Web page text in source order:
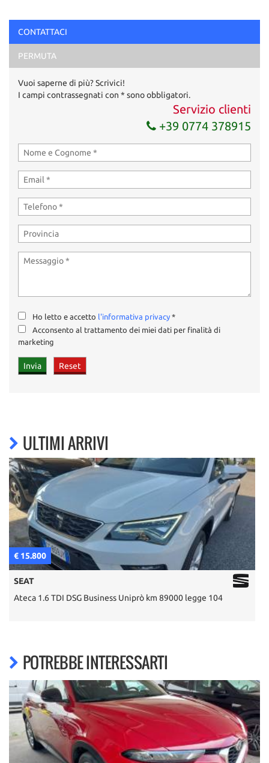
Ho letto e accetto
Acconsento al trattamento dei miei dati per finalità di
marketing
Invia la tua richiesta
CONTATTACI
PERMUTA
Vuoi saperne di più? Scrivici!
I campi contrassegnati con * sono obbligatori.
Servizio clienti
+39 0774 378915
Ho letto e accetto l'informativa privacy *
Acconsento al trattamento dei miei dati per finalità di
marketing
ULTIMI ARRIVI
€ 15.800
SEAT
Ateca 1.6 TDI DSG Business Uniprò km 89000 legge 104
POTREBBE INTERESSARTI